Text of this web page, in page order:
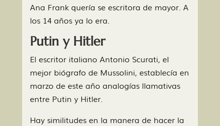
Ana Frank quería se escritora de mayor. A
los 14 años ya lo era.
Putin y Hitler
El escritor italiano Antonio Scurati, el
mejor biógrafo de Mussolini, establecía en
marzo de este año analogías llamativas
entre Putin y Hitler.
Hay similitudes en la manera de hacer la